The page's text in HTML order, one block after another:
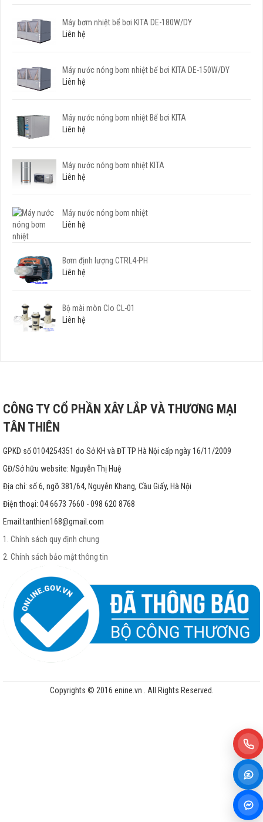
Máy bơm nhiệt bể bơi KITA DE-180W/DY
Liên hệ
Máy nước nóng bơm nhiệt bể bơi KITA DE-150W/DY
Liên hệ
Máy nước nóng bơm nhiệt Bể bơi KITA
Liên hệ
Máy nước nóng bơm nhiệt KITA
Liên hệ
Máy nước nóng bơm nhiệt
Liên hệ
Bơm định lượng CTRL4-PH
Liên hệ
Bộ mài mòn Clo CL-01
Liên hệ
CÔNG TY CỔ PHẦN XÂY LẮP VÀ THƯƠNG MẠI
TÂN THIÊN
GPKD số 0104254351 do Sở KH và ĐT TP Hà Nội cấp ngày 16/11/2009
GĐ/Sở hữu website: Nguyễn Thị Huệ
Địa chỉ: số 6, ngõ 381/64, Nguyễn Khang, Cầu Giấy, Hà Nội
Điện thoại: 04 6673 7660 - 098 620 8768
Email:tanthien168@gmail.com
1. Chính sách quy định chung
2. Chính sách bảo mật thông tin
Copyrights © 2016 enine.vn . All Rights Reserved.